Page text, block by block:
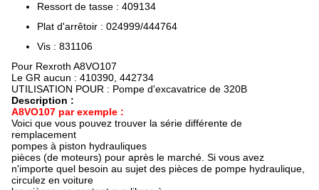
Ressort de tasse : 409134
Plat d'arrêtoir : 024999/444764
Vis : 831106
Pour Rexroth A8VO107
Le GR aucun : 410390, 442734
UTILISATION POUR : Pompe d'excavatrice de 320B
Description :
A8VO107 par exemple :
Voici que vous pouvez trouver la série différente de
remplacement
pompes à piston hydrauliques
pièces (de moteurs) pour après le marché. Si vous avez
n'importe quel besoin au sujet des pièces de pompe hydraulique,
circulez en voiture